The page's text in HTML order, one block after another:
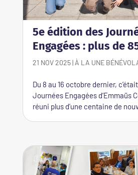
5e édition des
Engagées : plus de
21 NOV 2025| À LA UNE
Du 8 au 16 octobre dernier,
Journées Engagées d’Emmaüs
réuni plus d’une centaine de